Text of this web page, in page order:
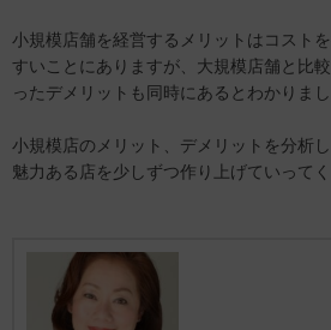
小規模店舗を経営するメリットはコスト
すいことにありますが、大規模店舗と比
ったデメリットも同時にあるとわかりまし
小規模店のメリット、デメリットを分析
魅力ある店を少しずつ作り上げていって